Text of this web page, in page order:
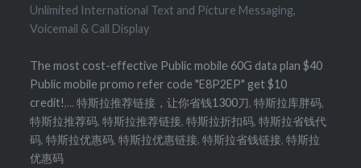
Unlimited International Text and Picture Messaging,
Voicemail & Call Display
The most cost-effective Public mobile 60G data plan $40
Public mobile promo refer code "E8P2EP" get $10
credit!,...特斯拉推荐链接，让你省钱1300刀,特斯拉库胖码,
特斯拉推荐码,特斯拉推荐链接,特斯拉折扣码,特斯拉省钱代
码,特斯拉优惠码,特斯拉优惠链接, 特斯拉省钱链接,特斯拉
优惠码